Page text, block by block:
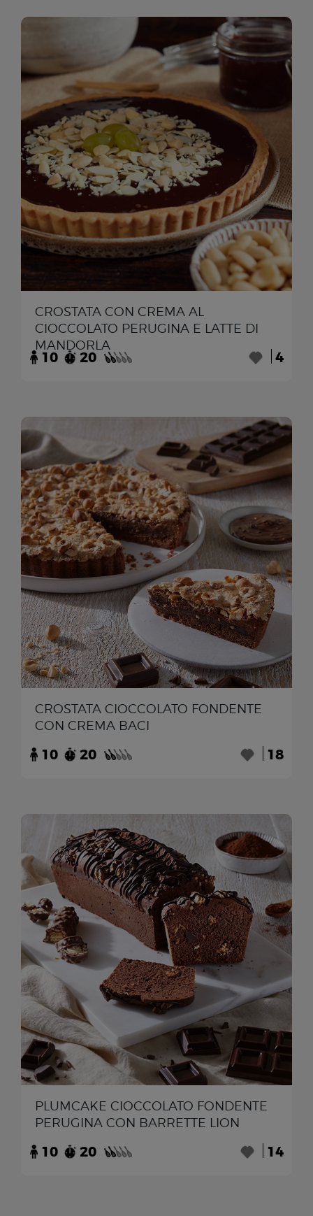
CROSTATA CON CREMA AL
CIOCCOLATO PERUGINA E LATTE DI
MANDORLA
10 20 4
CROSTATA CIOCCOLATO FONDENTE
CON CREMA BACI
10 20 18
PLUMCAKE CIOCCOLATO FONDENTE
PERUGINA CON BARRETTE LION
10 20 14